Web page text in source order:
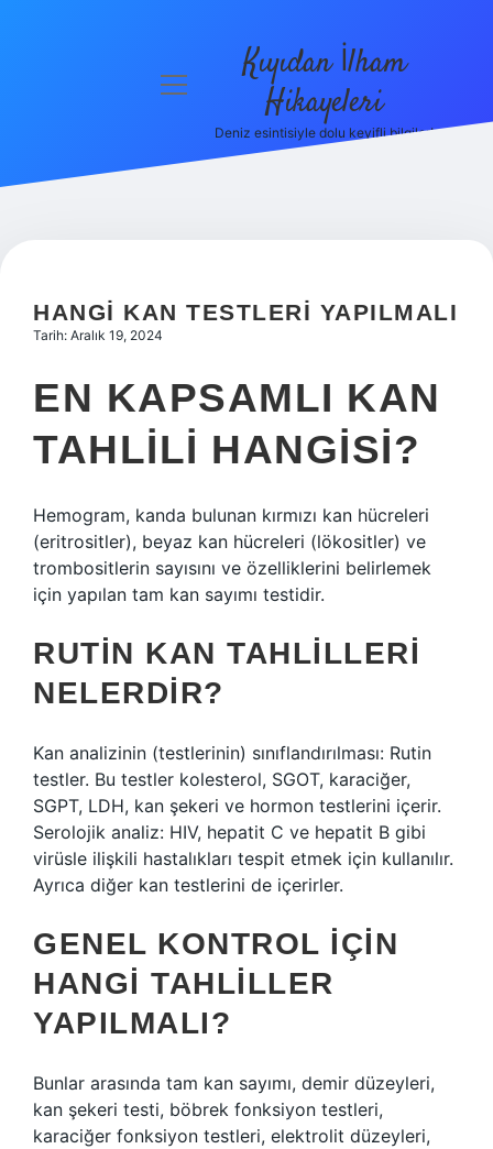
Hakkımızda
menüyü
Kıyıdan İlham
Hikayeleri
Deniz esintisiyle dolu keyifli bilgiler!
HANGI KAN TESTLERI YAPILMALI
Tarih: Aralık 19, 2024
EN KAPSAMLI KAN
TAHLILI HANGISI?
Hemogram, kanda bulunan kırmızı kan hücreleri
(eritrositler), beyaz kan hücreleri (lökositler) ve
trombositlerin sayısını ve özelliklerini belirlemek
için yapılan tam kan sayımı testidir.
RUTIN KAN TAHLILLERI
NELERDIR?
Kan analizinin (testlerinin) sınıflandırılması: Rutin
testler. Bu testler kolesterol, SGOT, karaciğer,
SGPT, LDH, kan şekeri ve hormon testlerini içerir.
Serolojik analiz: HIV, hepatit C ve hepatit B gibi
virüsle ilişkili hastalıkları tespit etmek için kullanılır.
Ayrıca diğer kan testlerini de içerirler.
GENEL KONTROL IÇIN
HANGI TAHLILLER
YAPILMALI?
Bunlar arasında tam kan sayımı, demir düzeyleri,
kan şekeri testi, böbrek fonksiyon testleri,
karaciğer fonksiyon testleri, elektrolit düzeyleri,